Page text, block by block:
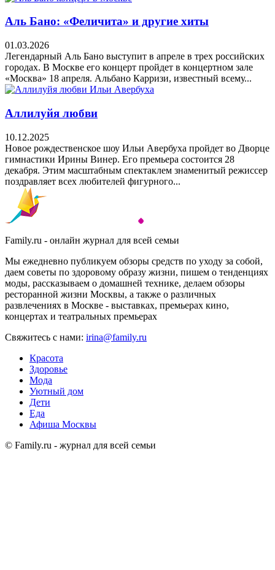
Аль Бано: «Феличита» и другие хиты
01.03.2026
Легендарный Аль Бано выступит в апреле в трех российских
городах. В Москве его концерт пройдет в концертном зале
«Москва» 18 апреля. Альбано Карризи, известный всему...
Аллилуйя любви
10.12.2025
Новое рождественское шоу Ильи Авербуха пройдет во Дворце
гимнастики Ирины Винер. Его премьера состоится 28
декабря. Этим масштабным спектаклем знаменитый режиссер
поздравляет всех любителей фигурного...
Family.ru - онлайн журнал для всей семьи
Мы ежедневно публикуем обзоры средств по уходу за собой,
даем советы по здоровому образу жизни, пишем о тенденциях
моды, рассказываем о домашней технике, делаем обзоры
ресторанной жизни Москвы, а также о различных
развлечениях в Москве - выставках, премьерах кино,
концертах и театральных премьерах
Свяжитесь с нами: irina@family.ru
Красота
Здоровье
Мода
Уютный дом
Дети
Еда
Афиша Москвы
© Family.ru - журнал для всей семьи